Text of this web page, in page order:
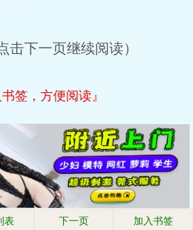
下一页继续阅读）
书签，方便阅读』
表 下一页 加入书签